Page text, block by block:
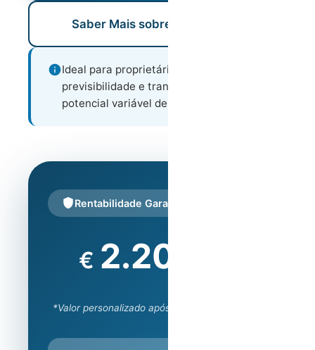
Rentabilidade Garantida
€ 2.200
*Valor personalizado após avaliação do imóvel
Saber Mais sobre Este Modelo
Ideal para proprietários que valorizam
previsibilidade e tranquilidade acima de
potencial variável de ganhos.